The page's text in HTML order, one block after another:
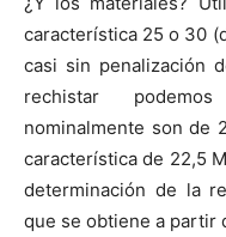
característica 25 o 30
casi sin penalización
rechistar
nominalmente son de
característica de 22,5
determinación de la
que se obtiene a partir